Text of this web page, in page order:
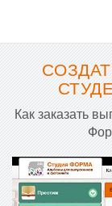
Как заказать